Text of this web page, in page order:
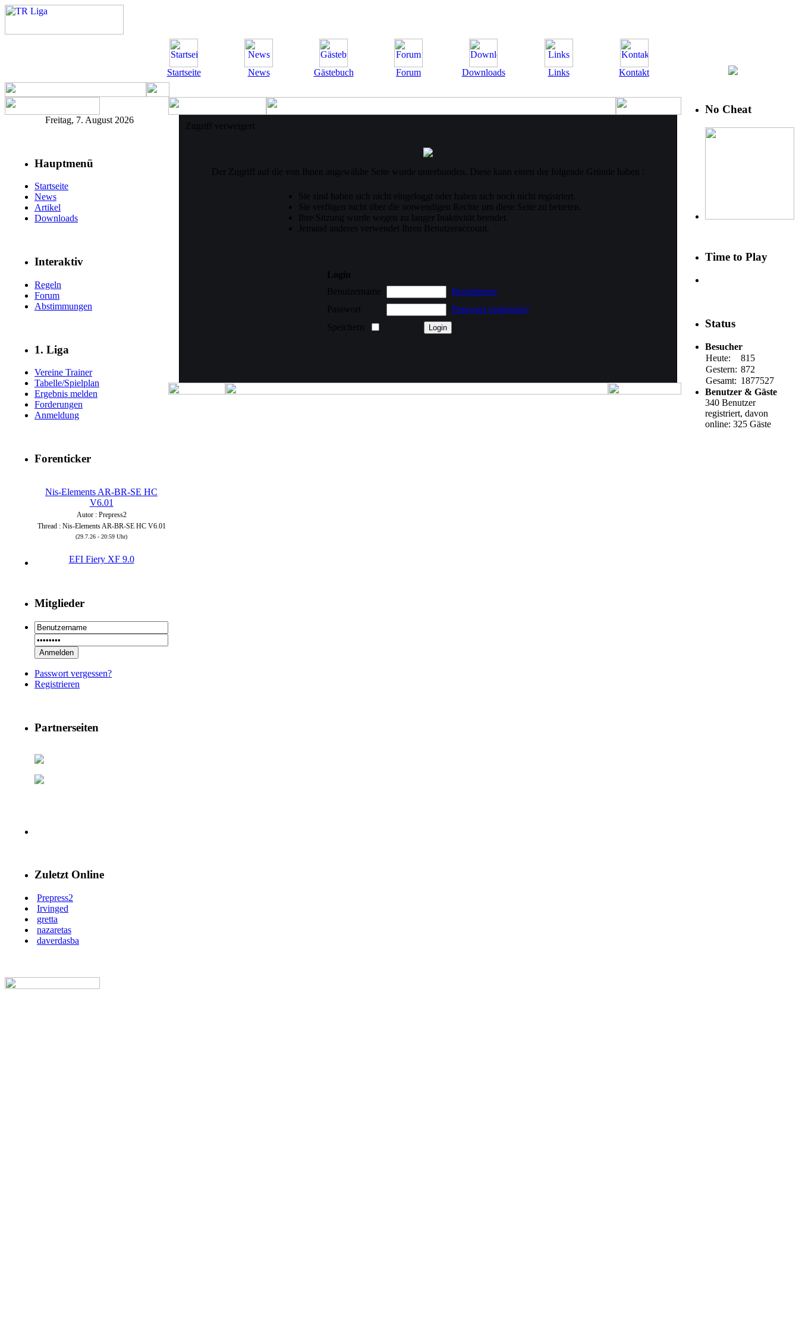
Startseite News Gästebuch Forum Downloads Links Kontakt
Freitag, 7. August 2026
Hauptmenü
Startseite
News
Artikel
Downloads
Interaktiv
Regeln
Forum
Abstimmungen
1. Liga
Vereine Trainer
Tabelle/Spielplan
Ergebnis melden
Forderungen
Anmeldung
Forenticker
V6.01
Autor : Prepress2
Thread : Nis-Elements AR-BR-SE HC V6.01
(29.7.26 - 20:59 Uhr)
Autor : Prepress2
PSSE 36.3.1
Autor : Prepress2
Thread : PSSE 36.3.1
Autor : Prepress2
Thread : 29 RSoft v2025
09 PSDEdit v4.1
Mitglieder
Passwort vergessen?
Registrieren
Partnerseiten
Zuletzt Online
Prepress2
Irvinged
gretta
nazaretas
daverdasba
Zugriff verweigert
Der Zugriff auf die von Ihnen angewählte Seite wurde unterbunden. Diese kann einen der folgende Gründe haben :
Sie sind haben sich nicht eingeloggt oder haben sich noch nicht registriert.
Sie verfügen nicht über die notwendigen Rechte um diese Seite zu betreten.
Ihre Sitzung wurde wegen zu langer Inaktivität beendet.
Jemand anderes verwendet Ihren Benutzeraccount.
Login
Benutzername
Registrieren
Passwort
Passwort vergessen?
Speichern
No Cheat
Time to Play
Status
Besucher
Heute:
815
Gestern: 872
Gesamt: 1877527
Benutzer & Gäste
340 Benutzer
registriert, davon
online: 325 Gäste